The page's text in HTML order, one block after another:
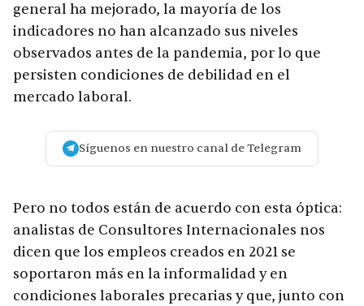
general ha mejorado, la mayoría de los
indicadores no han alcanzado sus niveles
observados antes de la pandemia, por lo que
persisten condiciones de debilidad en el
mercado laboral.
Síguenos en nuestro canal de Telegram
Pero no todos están de acuerdo con esta óptica:
analistas de Consultores Internacionales nos
dicen que los empleos creados en 2021 se
soportaron más en la informalidad y en
condiciones laborales precarias y que, junto con